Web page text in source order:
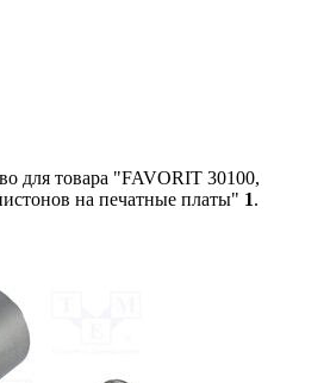
для товара "FAVORIT 30100,
на печатные платы" 1.